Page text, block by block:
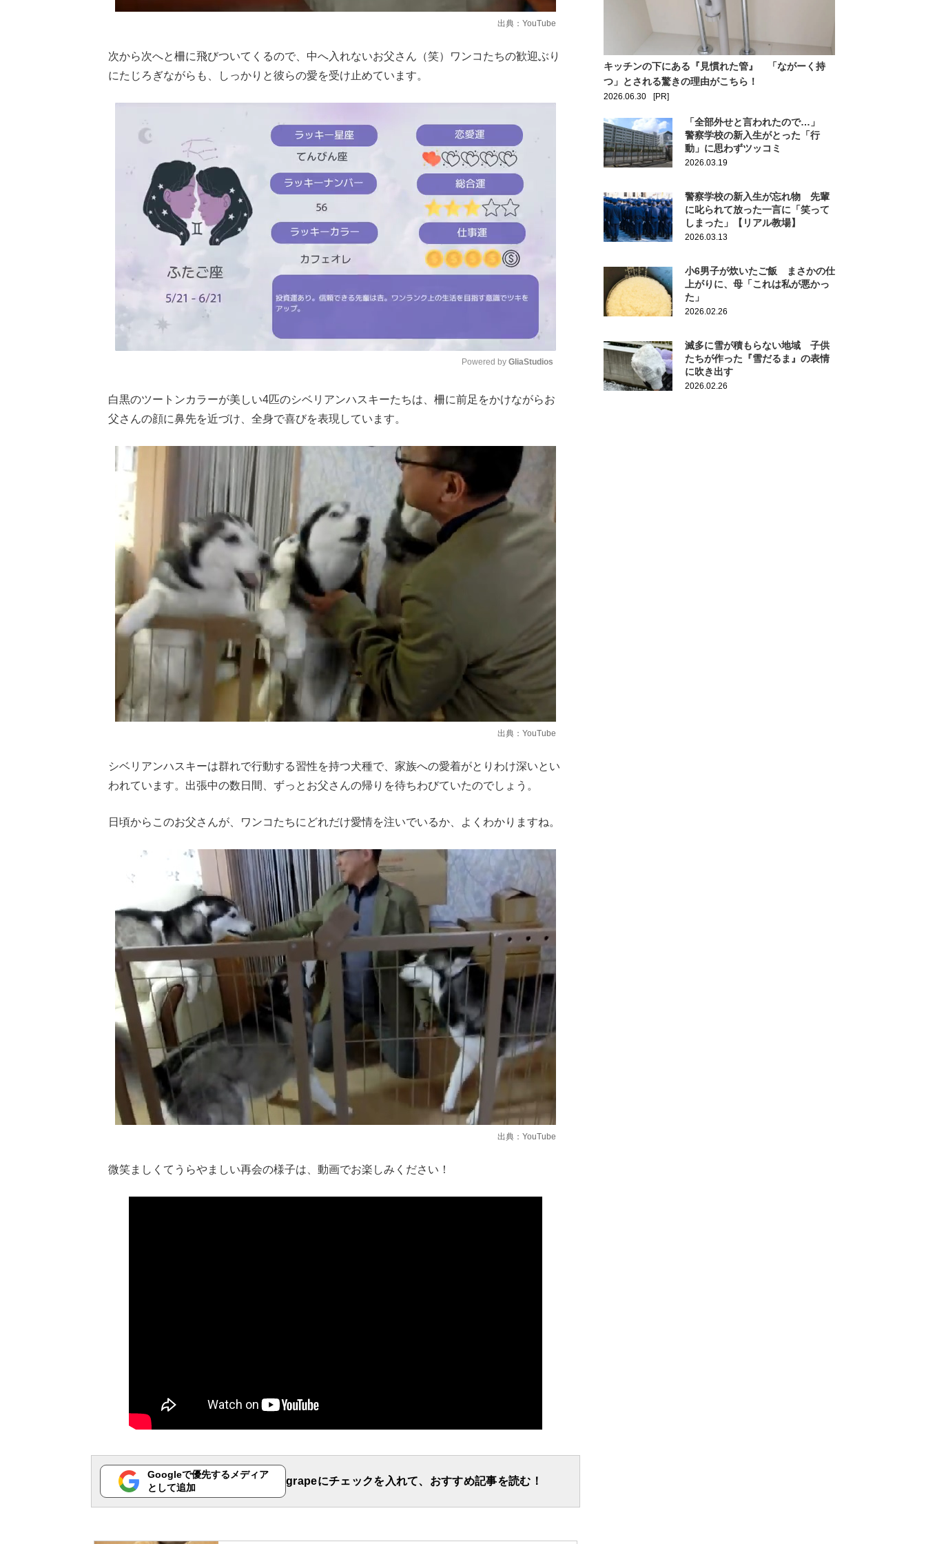
出典： YouTube
次から次へと柵に飛びついてくるので、中へ入れないお父さん（笑）ワンコたちの歓迎ぶり
にたじろぎながらも、しっかりと彼らの愛を受け止めています。
Mute
Powered by GliaStudios
白黒のツートンカラーが美しい4匹のシベリアンハスキーたちは、柵に前足をかけながらお
父さんの顔に鼻先を近づけ、全身で喜びを表現しています。
出典： YouTube
シベリアンハスキーは群れで行動する習性を持つ犬種で、家族への愛着がとりわけ深いとい
われています。出張中の数日間、ずっとお父さんの帰りを待ちわびていたのでしょう。
日頃からこのお父さんが、ワンコたちにどれだけ愛情を注いでいるか、よくわかりますね。
出典： YouTube
微笑ましくてうらやましい再会の様子は、動画でお楽しみください！
Googleで優先するメディア
として追加
grapeにチェックを入れて、おすすめ記事を読む！
キッチンの下にある『見慣れた管』 「ながーく持
つ」とされる驚きの理由がこちら！
2026.06.30 [PR]
「全部外せと言われたので…」
警察学校の新入生がとった「行
動」に思わずツッコミ
2026.03.19
警察学校の新入生が忘れ物 先輩
に叱られて放った一言に「笑って
しまった」【リアル教場】
2026.03.13
小6男子が炊いたご飯 まさかの仕
上がりに、母「これは私が悪かっ
た」
2026.02.26
滅多に雪が積もらない地域 子供
たちが作った『雪だるま』の表情
に吹き出す
2026.02.26